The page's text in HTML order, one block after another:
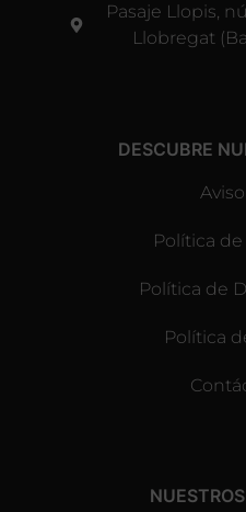
Pasaje Llopis,
Llobregat
DESCUBRE
Política
Política de
Política